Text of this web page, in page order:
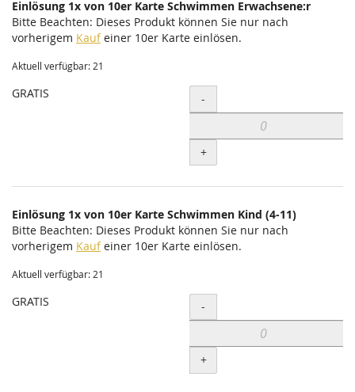
Einlösung 1x von 10er Karte Schwimmen Erwachsene:r
Bitte Beachten: Dieses Produkt können Sie nur nach
vorherigem Kaufeiner 10er Karte einlösen.
Aktuell verfügbar: 21
GRATIS Menge
-
+
Einlösung 1x von 10er Karte Schwimmen Kind (4-11)
Bitte Beachten: Dieses Produkt können Sie nur nach
vorherigem Kaufeiner 10er Karte einlösen.
Aktuell verfügbar: 21
GRATIS Menge
-
+